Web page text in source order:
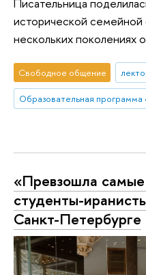
исторической семейной
нескольких поколениях
Свободное общение
Образовательная программа
«Превзошла
студенты-
Санкт-Петербурге